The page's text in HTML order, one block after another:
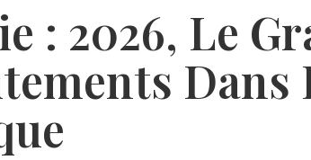
: 2026, Le
Dans